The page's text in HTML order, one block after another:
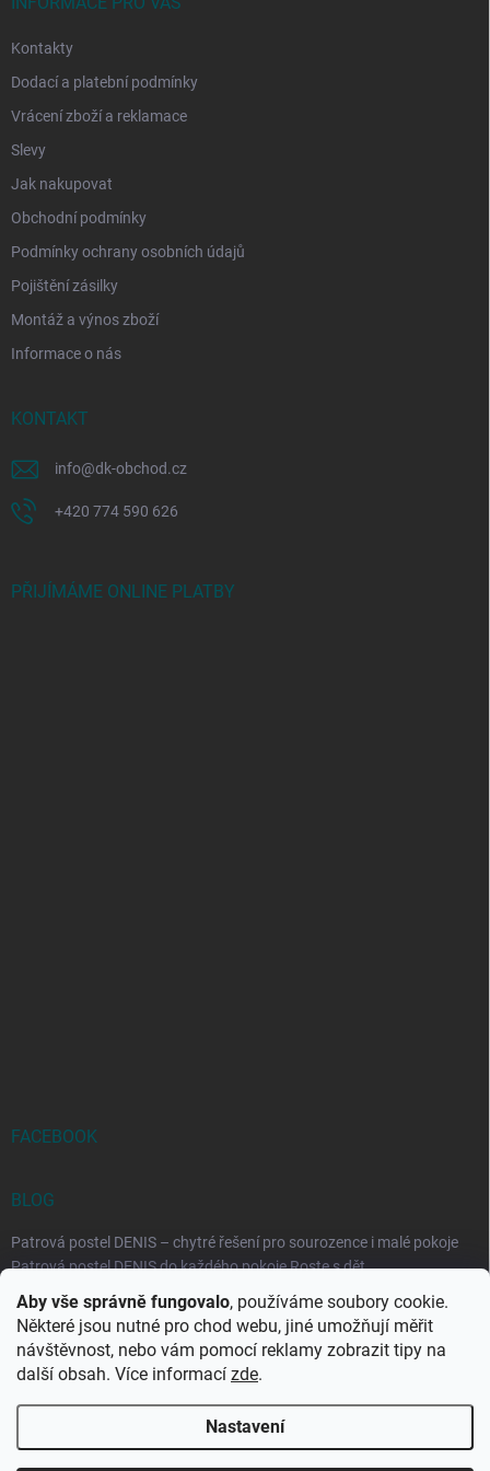
Aby vše správně fungovalo, používáme soubory cookie.
Některé jsou nutné pro chod webu, jiné umožňují měřit
návštěvnost, nebo vám pomocí reklamy zobrazit tipy na
další obsah. Více informací zde.
Nastavení
Kontakty
Dodací a platební podmínky
Vrácení zboží a reklamace
Slevy
Jak nakupovat
Obchodní podmínky
Podmínky ochrany osobních údajů
Pojištění zásilky
Montáž a výnos zboží
Informace o nás
KONTAKT
info@dk-obchod.cz
+420 774 590 626
PŘIJÍMÁME ONLINE PLATBY
FACEBOOK
BLOG
Patrová postel DENIS – chytré řešení pro sourozence i malé pokoje
Patrová postel DENIS do každého pokoje Roste s dět...
Rozkládací postele RELAX – ideální řešení pro malé prostory i
každodenní spaní
Rozkládací postel, která se přizpůsobí vašemu živo...